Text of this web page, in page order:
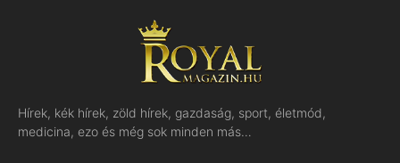
Hírek, kék hírek, zöld hírek, gazdaság, sport, életmód,
medicina, ezo és még sok minden más…